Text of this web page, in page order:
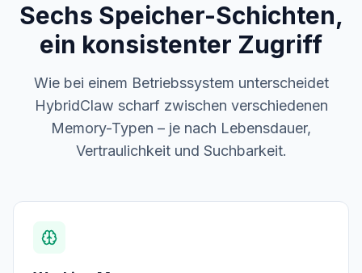
Sechs Speicher-Schichten,
ein konsistenter Zugriff
Wie bei einem Betriebssystem unterscheidet
HybridClaw scharf zwischen verschiedenen
Memory-Typen – je nach Lebensdauer,
Vertraulichkeit und Suchbarkeit.